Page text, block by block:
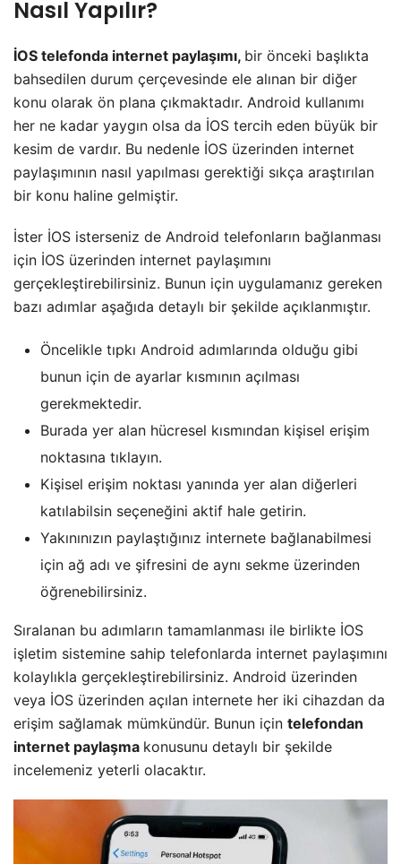
Nasıl Yapılır?
İOS telefonda internet paylaşımı, bir önceki başlıkta
bahsedilen durum çerçevesinde ele alınan bir diğer
konu olarak ön plana çıkmaktadır. Android kullanımı
her ne kadar yaygın olsa da İOS tercih eden büyük bir
kesim de vardır. Bu nedenle İOS üzerinden internet
paylaşımının nasıl yapılması gerektiği sıkça araştırılan
bir konu haline gelmiştir.
İster İOS isterseniz de Android telefonların bağlanması
için İOS üzerinden internet paylaşımını
gerçekleştirebilirsiniz. Bunun için uygulamanız gereken
bazı adımlar aşağıda detaylı bir şekilde açıklanmıştır.
Öncelikle tıpkı Android adımlarında olduğu gibi
bunun için de ayarlar kısmının açılması
gerekmektedir.
Burada yer alan hücresel kısmından kişisel erişim
noktasına tıklayın.
Kişisel erişim noktası yanında yer alan diğerleri
katılabilsin seçeneğini aktif hale getirin.
Yakınınızın paylaştığınız internete bağlanabilmesi
için ağ adı ve şifresini de aynı sekme üzerinden
öğrenebilirsiniz.
Sıralanan bu adımların tamamlanması ile birlikte İOS
işletim sistemine sahip telefonlarda internet paylaşımını
kolaylıkla gerçekleştirebilirsiniz. Android üzerinden
veya İOS üzerinden açılan internete her iki cihazdan da
erişim sağlamak mümkündür. Bunun için telefondan
internet paylaşma konusunu detaylı bir şekilde
incelemeniz yeterli olacaktır.